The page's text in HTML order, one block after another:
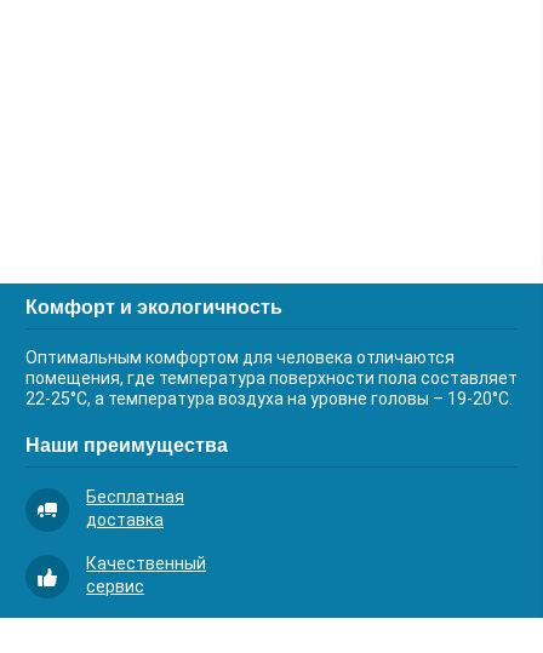
Комфорт и экологичность
Оптимальным комфортом для человека отличаются
помещения, где температура поверхности пола составляет
22-25°С, а температура воздуха на уровне головы – 19-20°С.
Наши преимущества
Бесплатная
доставка
Качественный
сервис